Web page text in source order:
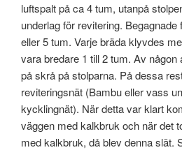
luftspalt på ca 4 tum, utanpå
underlag för revitering.
eller 5 tum. Varje bräda klyvdes
vara bredare 1 till 2 tum. Av någon
på skrå på stolparna. På dessa
reviteringsnät (Bambu eller vass
kycklingnät). När detta var klart
väggen med kalkbruk och när det
med kalkbruk, då blev denna slät.